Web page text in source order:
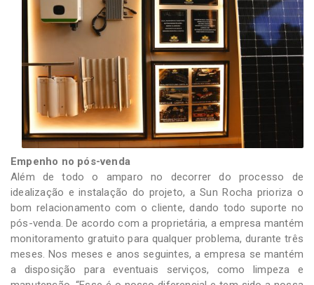
Empenho no pós-venda
Além de todo o amparo no decorrer do processo de
idealização e instalação do projeto, a Sun Rocha prioriza o
bom relacionamento com o cliente, dando todo suporte no
pós-venda. De acordo com a proprietária, a empresa mantém
monitoramento gratuito para qualquer problema, durante três
meses. Nos meses e anos seguintes, a empresa se mantém
a disposição para eventuais serviços, como limpeza e